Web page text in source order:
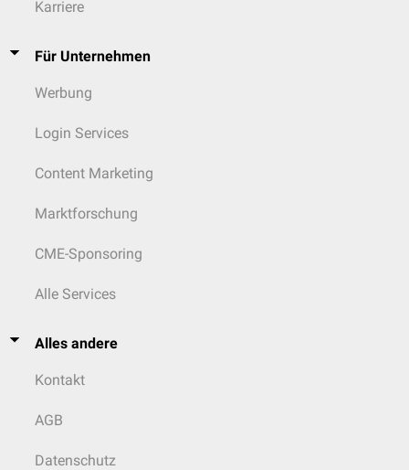
Karriere
Für Unternehmen
Werbung
Login Services
Content Marketing
Marktforschung
CME-Sponsoring
Alle Services
Alles andere
Kontakt
AGB
Datenschutz